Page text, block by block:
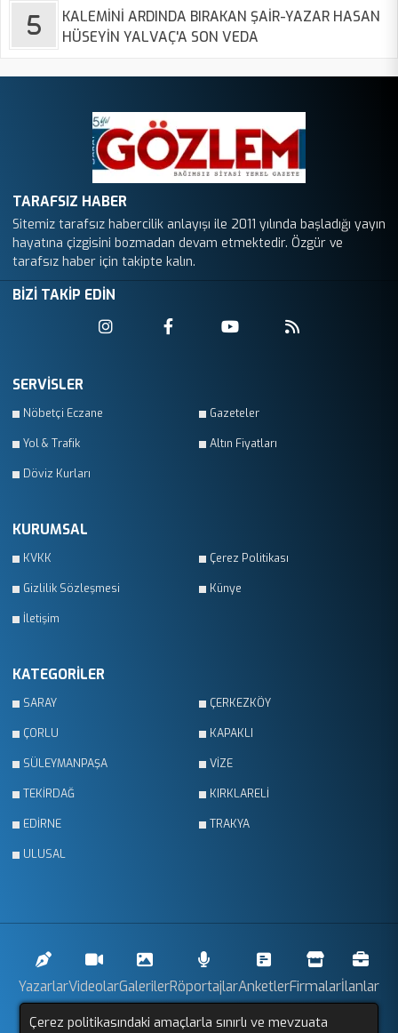
KALEMİNİ ARDINDA BIRAKAN ŞAİR-YAZAR HASAN
HÜSEYİN YALVAÇ'A SON VEDA
TARAFSIZ HABER
Sitemiz tarafsız habercilik anlayışı ile 2011 yılında başladığı yayın
hayatına çizgisini bozmadan devam etmektedir. Özgür ve
tarafsız haber için takipte kalın.
BİZİ TAKİP EDİN
SERVİSLER
Nöbetçi Eczane Gazeteler
Yol & Trafik Altın Fiyatları
Döviz Kurları
KURUMSAL
KVKK Çerez Politikası
Gizlilik Sözleşmesi Künye
İletişim
KATEGORİLER
SARAY ÇERKEZKÖY
ÇORLU KAPAKLI
SÜLEYMANPAŞA VİZE
TEKİRDAĞ KIRKLARELİ
EDİRNE TRAKYA
ULUSAL
YazarlarVideolarGalerilerRöportajlarAnketlerFirmalarİlanlar
Çerez politikasındaki amaçlarla sınırlı ve mevzuata